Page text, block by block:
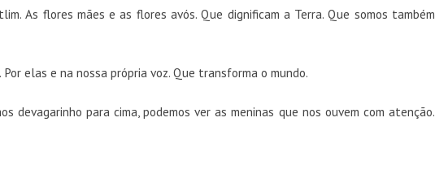
As flores mães e as flores avós. Que dignificam a Terra. Que somos também
elas e na nossa própria voz. Que transforma o mundo.
devagarinho para cima, podemos ver as meninas que nos ouvem com atenção.